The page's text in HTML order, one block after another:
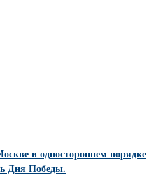
в одностороннем порядке
Дня Победы.